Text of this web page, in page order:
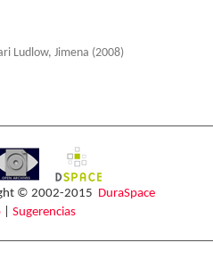
Ludlow, Jimena (2008)
© 2002-2015 DuraSpace
| Sugerencias